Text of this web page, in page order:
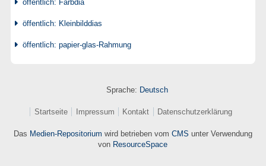
öffentlich: Farbdia
öffentlich: Kleinbilddias
öffentlich: papier-glas-Rahmung
Sprache: Deutsch
Startseite Impressum Kontakt Datenschutzerklärung
Das Medien-Repositorium wird betrieben vom CMS unter Verwendung
von ResourceSpace